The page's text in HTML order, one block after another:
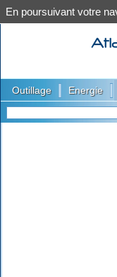
Outillage Energie
En poursuivant votre